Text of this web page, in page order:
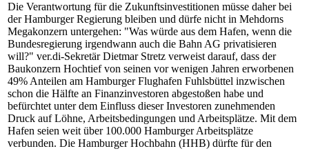
Die Verantwortung für die Zukunftsinvestitionen müsse daher bei
der Hamburger Regierung bleiben und dürfe nicht in Mehdorns
Megakonzern untergehen: "Was würde aus dem Hafen, wenn die
Bundesregierung irgendwann auch die Bahn AG privatisieren
will?" ver.di-Sekretär Dietmar Stretz verweist darauf, dass der
Baukonzern Hochtief von seinen vor wenigen Jahren erworbenen
49% Anteilen am Hamburger Flughafen Fuhlsbüttel inzwischen
schon die Hälfte an Finanzinvestoren abgestoßen habe und
befürchtet unter dem Einfluss dieser Investoren zunehmenden
Druck auf Löhne, Arbeitsbedingungen und Arbeitsplätze. Mit dem
Hafen seien weit über 100.000 Hamburger Arbeitsplätze
verbunden. Die Hamburger Hochbahn (HHB) dürfte für den